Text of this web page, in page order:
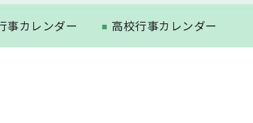
事カレンダー 高校行事カレンダー